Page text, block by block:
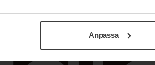
Anpassa